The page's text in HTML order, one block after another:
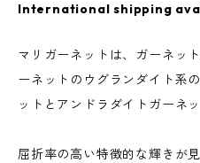
International shipping
マリガーネットは、ガーネッ
ーネットのウグランダイト系
ットとアンドラダイトガーネ
屈折率の高い特徴的な輝きが